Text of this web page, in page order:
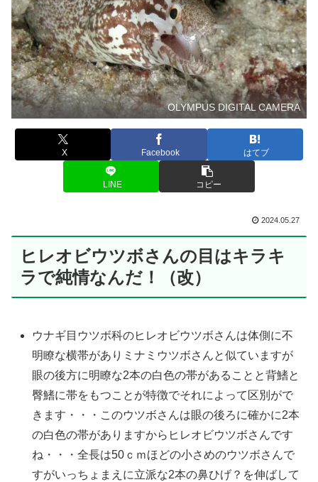
OLYMPUS DIGITAL CAMERA
X Facebook はてブ
LINE コピー
2024.05.27
ヒレオビウツボさんの目はキラキ
ラで純情なんだ！（改）
ウナギ目ウツボ科のヒレオビウツボさんは体側に不
明瞭な横帯がありミナミウツボさんと似ていますが
眼の後方に明瞭な2本の白色の帯があることと背鰭と
臀鰭に帯をもつことが特徴でそれによって区別がで
きます・・・このウツボさんは眼の後ろに確かに2本
の白色の帯がありますからヒレオビウツボさんです
ね・・・全長は50ｃｍほどの小さめのウツボさんで
すがいっちょまえに立派な2本の鼻ひげ？を伸ばして